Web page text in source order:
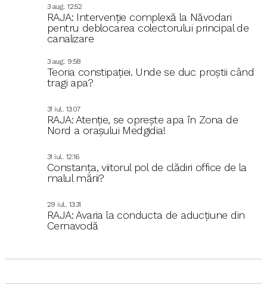
3 aug.. 12:52
RAJA: Intervenție complexă la Năvodari
pentru deblocarea colectorului principal de
canalizare
3 aug.. 9:58
Teoria constipației. Unde se duc proștii când
tragi apa?
31 iul.. 13:07
RAJA: Atenție, se oprește apa în Zona de
Nord a orașului Medgidia!
31 iul.. 12:16
Constanța, viitorul pol de clădiri office de la
malul mării?
29 iul.. 13:31
RAJA: Avaria la conducta de aducțiune din
Cernavodă